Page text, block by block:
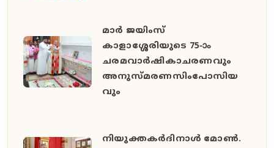
മാർ ജയിംസ്
കാളാശ്ശേരിയുടെ 75-ാം
ചരമവാർഷികാചരണവും
അനുസ്മരണസിംപോസിയ
വും
നിയുക്തകർദിനാൾ മോൺ.